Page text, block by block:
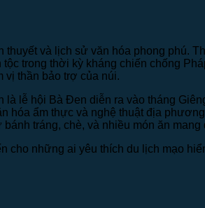
và lịch sử văn hóa phong phú.
trong thời kỳ kháng chiến chống
thần bảo trợ của núi.
lễ hội Bà Đen diễn ra vào tháng
ẩm thực và nghệ thuật địa
tráng, chè, và nhiều món ăn
những ai yêu thích du lịch mạo